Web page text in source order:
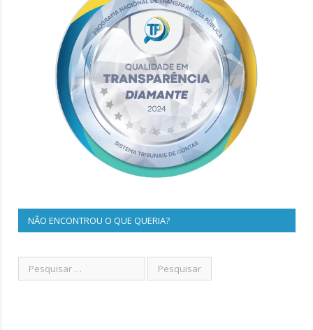
NÃO ENCONTROU O QUE QUERIA?